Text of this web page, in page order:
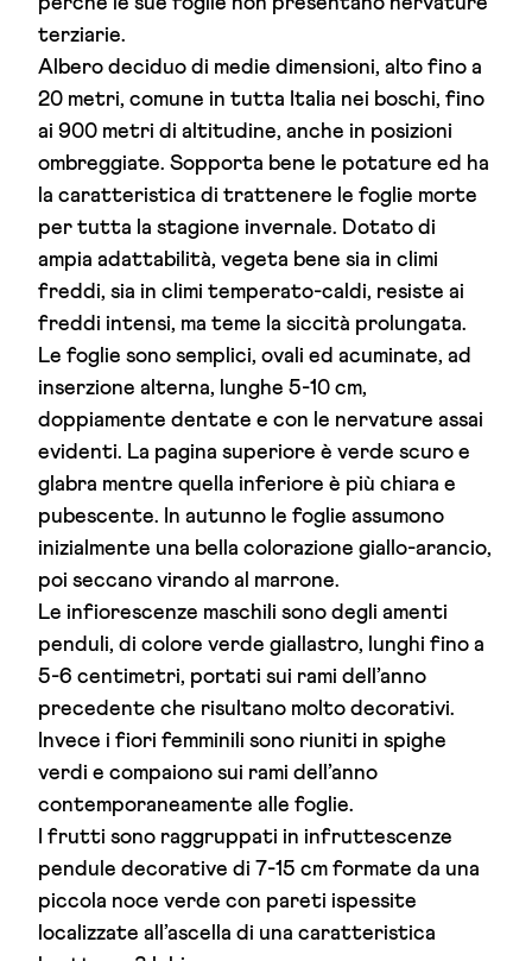
terziarie.
Albero deciduo di medie dimensioni, alto fino a
20 metri, comune in tutta Italia nei boschi, fino
ai 900 metri di altitudine, anche in posizioni
ombreggiate. Sopporta bene le potature ed ha
la caratteristica di trattenere le foglie morte
per tutta la stagione invernale. Dotato di
ampia adattabilità, vegeta bene sia in climi
freddi, sia in climi temperato-caldi, resiste ai
freddi intensi, ma teme la siccità prolungata.
Le foglie sono semplici, ovali ed acuminate, ad
inserzione alterna, lunghe 5-10 cm,
doppiamente dentate e con le nervature assai
evidenti. La pagina superiore è verde scuro e
glabra mentre quella inferiore è più chiara e
pubescente. In autunno le foglie assumono
inizialmente una bella colorazione giallo-arancio,
poi seccano virando al marrone.
Le infiorescenze maschili sono degli amenti
penduli, di colore verde giallastro, lunghi fino a
5-6 centimetri, portati sui rami dell’anno
precedente che risultano molto decorativi.
Invece i fiori femminili sono riuniti in spighe
verdi e compaiono sui rami dell’anno
contemporaneamente alle foglie.
I frutti sono raggruppati in infruttescenze
pendule decorative di 7-15 cm formate da una
piccola noce verde con pareti ispessite
localizzate all’ascella di una caratteristica